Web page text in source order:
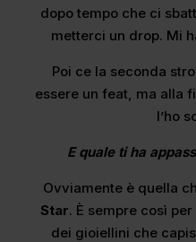
dopo tempo che ci
metterci un drop. Mi
Poi ce la seconda
essere un feat, ma alla
l’ho
E quale ti ha
Ovviamente è quella
Star. È sempre così
dei gioiellini che